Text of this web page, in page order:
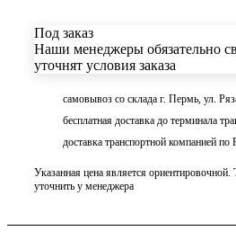
Под заказ
Наши менеджеры обязательно
уточнят условия заказа
самовывоз со склада г. Пермь, ул.
бесплатная доставка до терминала
доставка транспортной компанией по
Указанная цена является
уточнить у менеджера